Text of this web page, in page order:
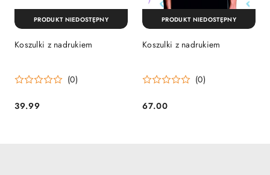
Koszulki z nadrukiem
(0)
Cena:
39.99
PRODUKT NIEDOSTĘPNY
Koszulki z nadrukiem
(0)
Cena:
67.00
PRODUKT NIEDOSTĘPNY